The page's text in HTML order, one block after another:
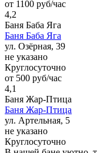
от 1100 руб/час
4,2
Баня Баба Яга
Баня Баба Яга
ул. Озёрная, 39
не указано
Круглосуточно
от 500 руб/час
4,1
Баня Жар-Птица
Баня Жар-Птица
ул. Артельная, 5
не указано
Круглосуточно